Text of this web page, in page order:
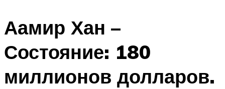
Аамир Хан –
Состояние: 180
миллионов долларов.